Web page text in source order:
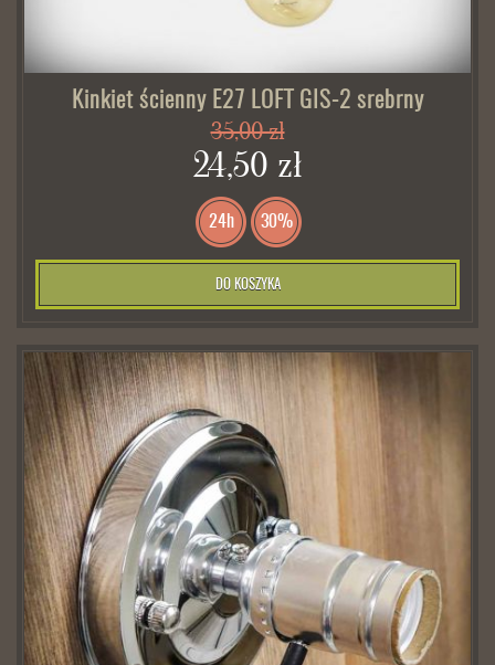
Kinkiet ścienny E27 LOFT GIS-2 srebrny
35,00 zł
24,50 zł
24h 30%
DO KOSZYKA